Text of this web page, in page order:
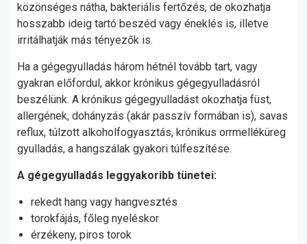
közönséges nátha, bakteriális fertőzés, de okozhatja
hosszabb ideig tartó beszéd vagy éneklés is, illetve
irritálhatják más tényezők is.
Ha a gégegyulladás három hétnél tovább tart, vagy
gyakran előfordul, akkor krónikus gégegyulladásról
beszélünk. A krónikus gégegyulladást okozhatja füst,
allergének, dohányzás (akár passzív formában is), savas
reflux, túlzott alkoholfogyasztás, krónikus orrmelléküreg
gyulladás, a hangszálak gyakori túlfeszítése.
A gégegyulladás leggyakoribb tünetei:
rekedt hang vagy hangvesztés
torokfájás, főleg nyeléskor
érzékeny, piros torok